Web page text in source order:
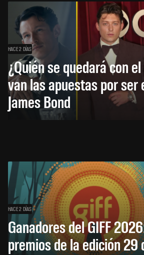
HACE 2 DÍAS
¿Quién se quedará con
van las apuestas por ser
James Bond
HACE 2 DÍAS
Ganadores del GIFF
premios de la edición